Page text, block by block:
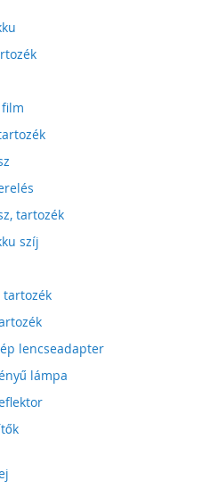
tartozék
szíj
tartozék
lencseadapter
lámpa